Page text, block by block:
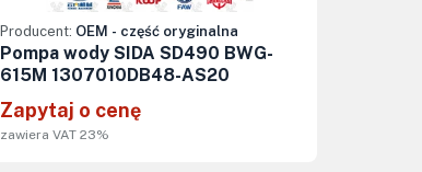
Producent: OEM - część oryginalna
Pompa wody SIDA SD490 BWG-
615M 1307010DB48-AS20
Zapytaj o cenę
zawiera VAT 23%